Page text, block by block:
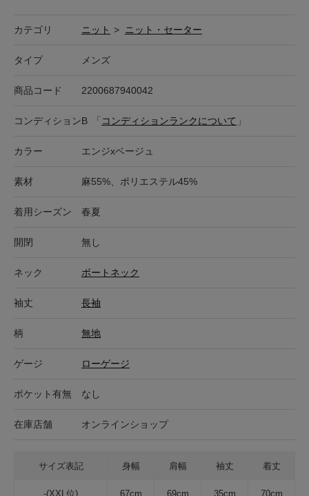
カテゴリ ニット > ニット・セーター
タイプ メンズ
商品コード 2200687940042
コンディションB 「 コンディションランクについて 」
カラー エンジxベージュ
素材 麻55%、ポリエステル45%
着用シーズン 春夏
開閉 無し
ネック ボートネック
袖丈 長袖
柄 無地
ゲージ ローゲージ
ポケット有無 なし
在庫店舗 オンラインショップ
サイズ表記 身幅 肩幅 袖丈 着丈
-(XXL位) 67cm 69cm 35cm 70cm